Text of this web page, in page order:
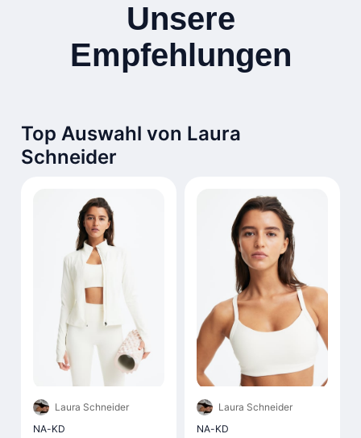
Unsere
Empfehlungen
Top Auswahl von Laura
Schneider
Laura Schneider
NA-KD
Laura Schneider
NA-KD